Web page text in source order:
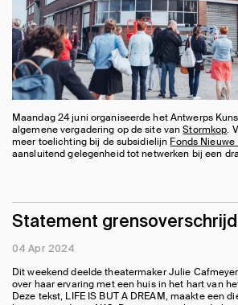
Maandag 24 juni organiseerde het Antwerps
algemene vergadering op de site vanStormkop.
meer toelichting bij de subsidielijn Fonds Nieuwe
aansluitend gelegenheid tot netwerken bij een
Statement
04 Apr 2024
Dit weekend deelde theatermaker Julie
over haar ervaring met een huis in het hart van
Deze tekst, LIFE IS BUT A DREAM, maakte een